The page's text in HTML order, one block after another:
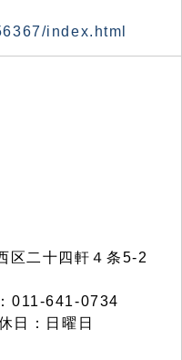
index.html
二十四軒４条5-2
011-641-0734
日：日曜日